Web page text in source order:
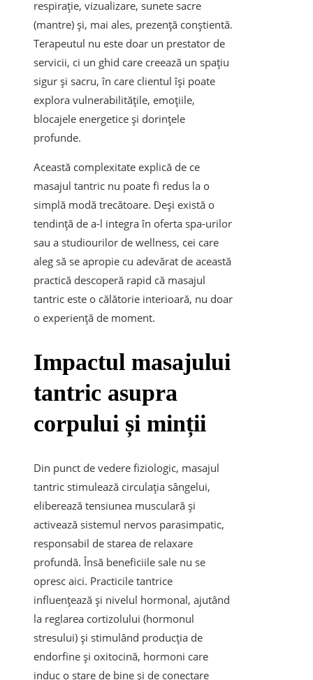
respirație, vizualizare, sunete sacre
(mantre) și, mai ales, prezență conștientă.
Terapeutul nu este doar un prestator de
servicii, ci un ghid care creează un spațiu
sigur și sacru, în care clientul își poate
explora vulnerabilitățile, emoțiile,
blocajele energetice și dorințele
profunde.
Această complexitate explică de ce
masajul tantric nu poate fi redus la o
simplă modă trecătoare. Deși există o
tendință de a-l integra în oferta spa-urilor
sau a studiourilor de wellness, cei care
aleg să se apropie cu adevărat de această
practică descoperă rapid că masajul
tantric este o călătorie interioară, nu doar
o experiență de moment.
Impactul masajului
tantric asupra
corpului și minții
Din punct de vedere fiziologic, masajul
tantric stimulează circulația sângelui,
eliberează tensiunea musculară și
activează sistemul nervos parasimpatic,
responsabil de starea de relaxare
profundă. Însă beneficiile sale nu se
opresc aici. Practicile tantrice
influențează și nivelul hormonal, ajutând
la reglarea cortizolului (hormonul
stresului) și stimulând producția de
endorfine și oxitocină, hormoni care
induc o stare de bine și de conectare